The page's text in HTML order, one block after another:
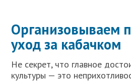
Организовываем
уход за кабачком
Не секрет, что главное
культуры — это